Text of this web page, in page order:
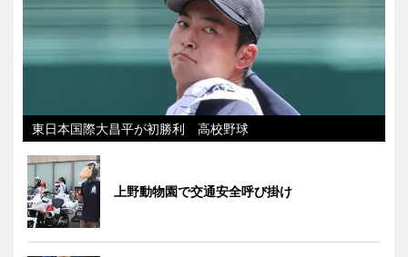
東日本国際大昌平が初勝利 高校野球
上野動物園で交通安全呼び掛け